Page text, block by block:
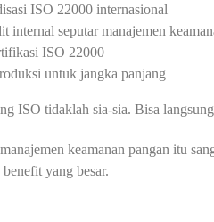
ISO 22000 internasional
internal seputar manajemen
ISO 22000
untuk jangka panjang
ISO tidaklah sia-sia. Bisa
keamanan pangan itu
yang besar.